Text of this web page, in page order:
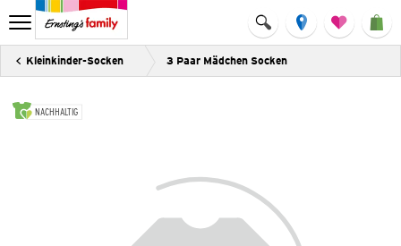
Kleinkinder-Socken 3 Paar Mädchen Socken
NACHHALTIG